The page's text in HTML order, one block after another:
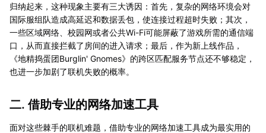
归纳起来，这种现象主要有三大诱因：首先，复杂的网络环境会对
国际服组队造成高延迟和数据丢包，使连接过程超时失败；其次，
一些区域网络、校园网或者公共Wi-Fi可能屏蔽了游戏所需的通信端
口，从而直接拦截了房间的进入请求；最后，作为新上线作品，
《地精捣蛋团Burglin' Gnomes》的跨区匹配服务节点还不够稳定，
也进一步加剧了联机失败的概率。
二. 借助专业的网络加速工具
面对这些棘手的联机难题，借助专业的网络加速工具成为最实用的